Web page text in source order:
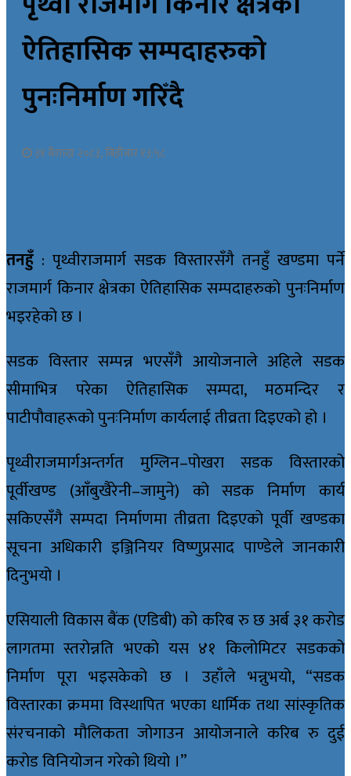
ऐतिहासिक सम्पदाहरुको
पुनःनिर्माण गरिँदै
३१ बैशाख २०८३, बिहीबार १३:५८
तनहुँ : पृथ्वीराजमार्ग सडक विस्तारसँगै तनहुँ खण्डमा पर्ने
राजमार्ग किनार क्षेत्रका ऐतिहासिक सम्पदाहरुको पुनःनिर्माण
भइरहेको छ ।
सडक विस्तार सम्पन्न भएसँगै आयोजनाले अहिले सडक
सीमाभित्र परेका ऐतिहासिक सम्पदा, मठमन्दिर र
पाटीपौवाहरूको पुनःनिर्माण कार्यलाई तीव्रता दिइएको हो ।
पृथ्वीराजमार्गअन्तर्गत मुग्लिन–पोखरा सडक विस्तारको
पूर्वीखण्ड (आँबुखैरेनी–जामुने) को सडक निर्माण कार्य
सकिएसँगै सम्पदा निर्माणमा तीव्रता दिइएको पूर्वी खण्डका
सूचना अधिकारी इञ्जिनियर विष्णुप्रसाद पाण्डेले जानकारी
दिनुभयो ।
एसियाली विकास बैंक (एडिबी) को करिब रु छ अर्ब ३१ करोड
लागतमा स्तरोन्नति भएको यस ४१ किलोमिटर सडकको
निर्माण पूरा भइसकेको छ । उहाँले भन्नुभयो, “सडक
विस्तारका क्रममा विस्थापित भएका धार्मिक तथा सांस्कृतिक
संरचनाको मौलिकता जोगाउन आयोजनाले करिब रु दुई
करोड विनियोजन गरेको थियो ।”